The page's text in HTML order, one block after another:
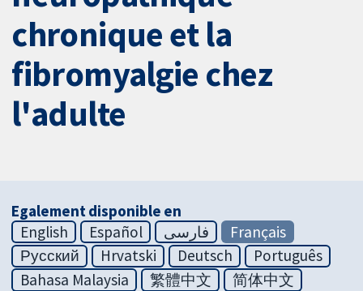
chronique et la
fibromyalgie chez
l'adulte
Egalement disponible en
English
Español فارسی
Français
Русский
Hrvatski Deutsch
Português
Bahasa Malaysia
繁體中文
简体中文